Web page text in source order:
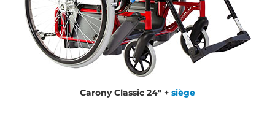
Carony Classic 24" + siège